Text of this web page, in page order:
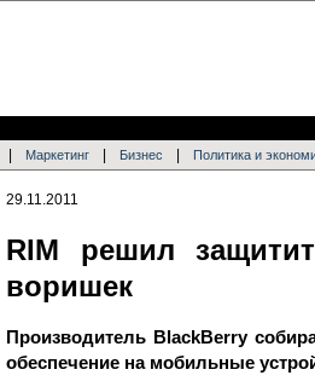
Маркетинг Бизнес Политика и
29.11.2011
RIM решил
воришек
Производитель BlackBerry
обеспечение на мобильные